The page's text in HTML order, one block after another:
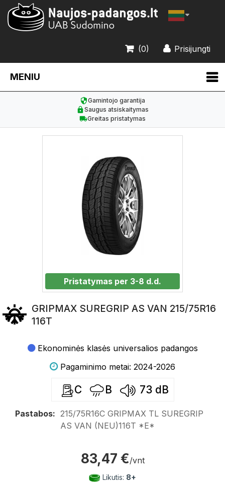
Prisijungti
(0)
MENIU
Gamintojo garantija
Saugus atsiskaitymas
Greitas pristatymas
Pristatymas per 3-8 d.d.
GRIPMAX SUREGRIP AS VAN 215/75R16
116T
Ekonominės klasės universalios padangos
Pagaminimo metai: 2024-2026
C B 73 dB
Pastabos: 215/75R16C GRIPMAX TL SUREGRIP
AS VAN (NEU)116T *E*
83,47 €/vnt
Likutis: 8+